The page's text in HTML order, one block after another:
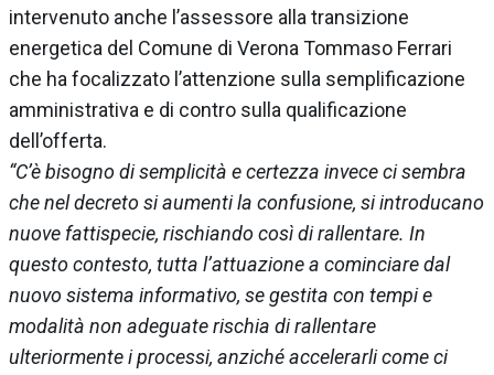
intervenuto anche l’assessore alla transizione
energetica del Comune di Verona Tommaso Ferrari
che ha focalizzato l’attenzione sulla semplificazione
amministrativa e di contro sulla qualificazione
dell’offerta.
“C’è bisogno di semplicità e certezza invece ci sembra
che nel decreto si aumenti la confusione, si introducano
nuove fattispecie, rischiando così di rallentare. In
questo contesto, tutta l’attuazione a cominciare dal
nuovo sistema informativo, se gestita con tempi e
modalità non adeguate rischia di rallentare
ulteriormente i processi, anziché accelerarli come ci